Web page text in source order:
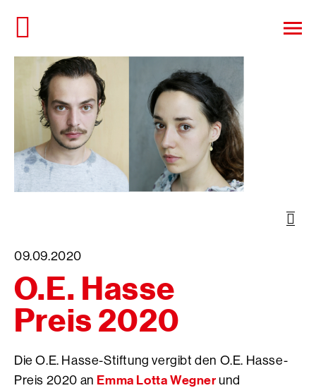
zum
Seiteninhalt
09.09.2020
O.E. Hasse
Preis 2020
Die O.E. Hasse-Stiftung vergibt den O.E. Hasse-
Preis 2020 an Emma Lotta Wegner und
der